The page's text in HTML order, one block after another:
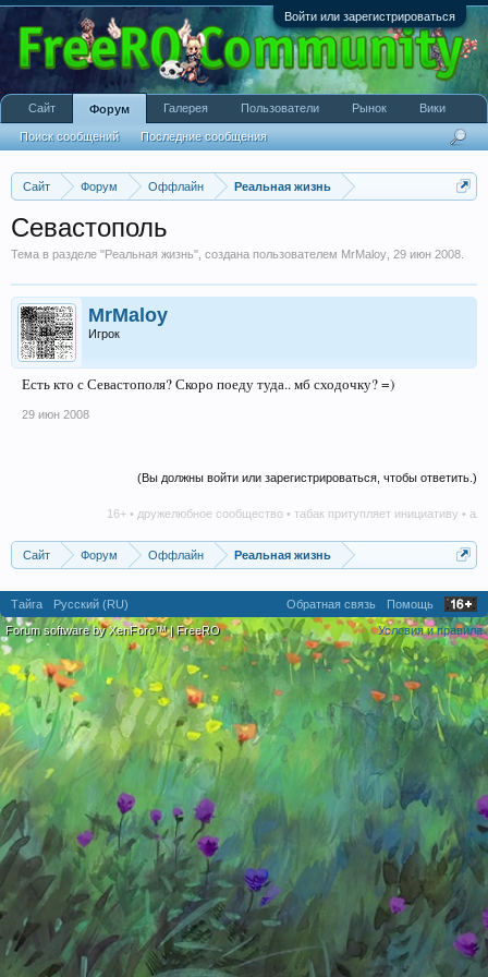
Войти или зарегистрироваться
Сайт Форум Оффлайн Реальная жизнь
Севастополь
Тема в разделе "Реальная жизнь", создана пользователем MrMaloy 29 июн 2008
MrMaloy
Игрок
Есть кто с Севастополя? Скоро поеду туда.. мб сходочку? =)
29 июн 2008
(Вы должны войти или зарегистрироваться, чтобы ответить.)
16+ • дружелюбное сообщество • табак притупляет инициативу •
Сайт Форум Оффлайн Реальная жизнь
Сайт Форум
Поиск сообщений Последние сообщения
Галерея Пользователи Рынок Вики
Тайга Русский (RU) Обратная связь
Помощь
Условия и правила
Forum software by XenForo™|FreeRO